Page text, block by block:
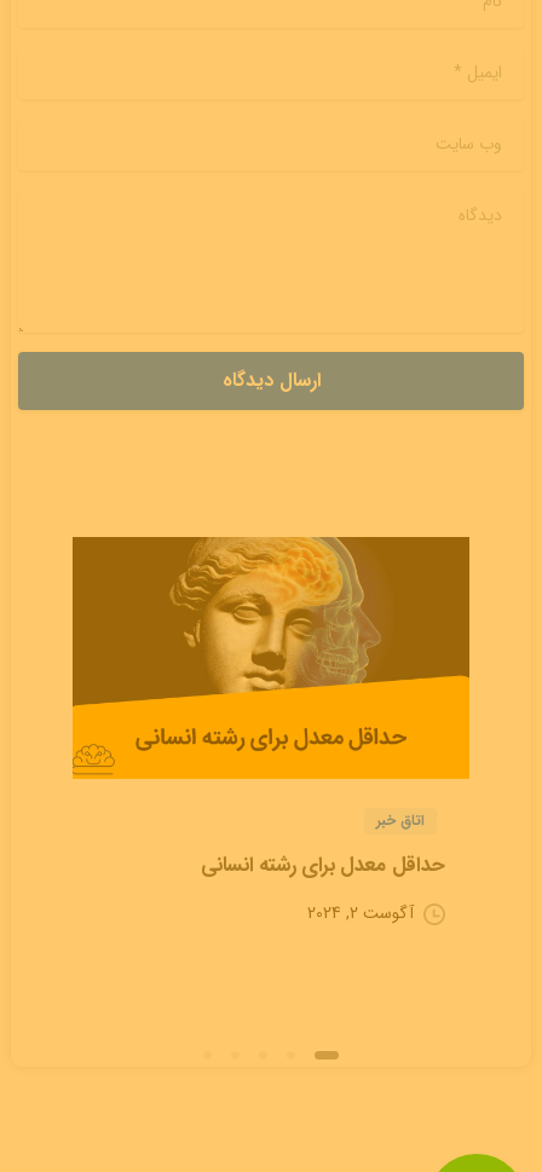
ایمیل *
وب سایت
دیدگاه
اتاق خبر
حداقل معدل برای رشته انسانی
آگوست 2, 2024